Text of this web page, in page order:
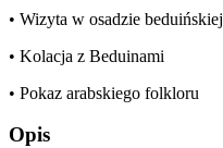
• Wizyta w osadzie beduińskiej
• Kolacja z Beduinami
• Pokaz arabskiego folkloru
Opis